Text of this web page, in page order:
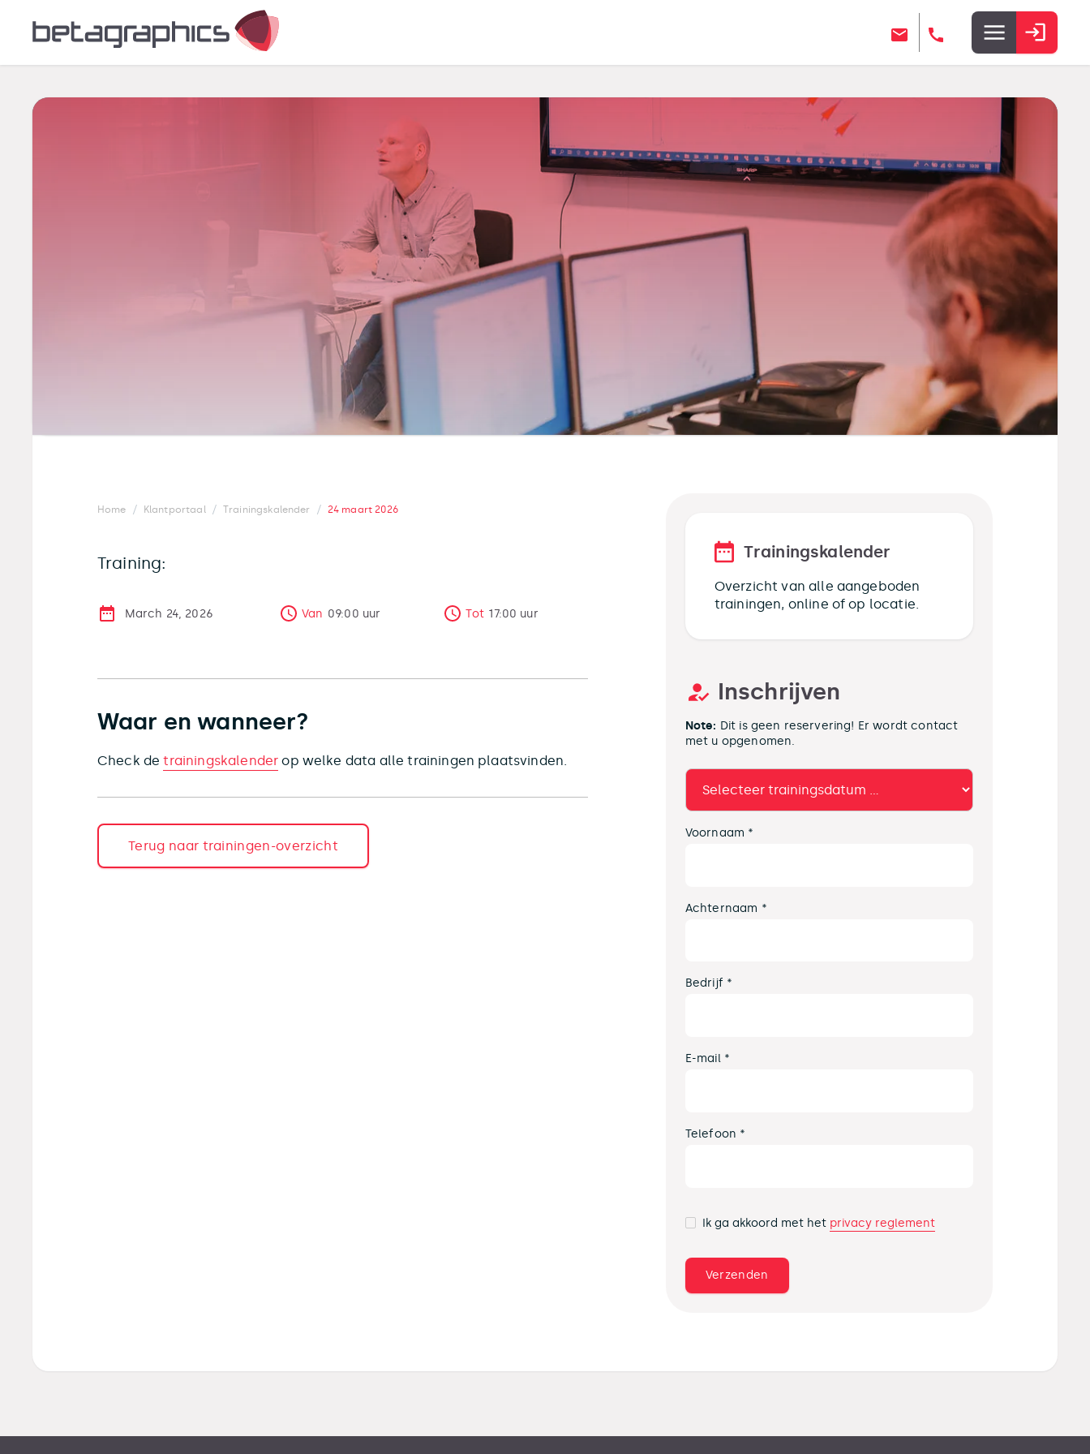
Home / Klantportaal / Trainingskalender / 24 maart 2026
Training:
March 24, 2026 Van 09:00 uur Tot 17:00 uur
Waar en wanneer?
Check detrainingskalender op welke data alle trainingen plaatsvinden.
Terug naar trainingen-overzicht
Trainingskalender
Overzicht van alle aangeboden
trainingen, online of op locatie.
Inschrijven
Note: Dit is geen reservering! Er wordt contact
met u opgenomen.
Voornaam *
Achternaam *
Bedrijf *
E-mail *
Telefoon *
Ik ga akkoord met het privacy reglement